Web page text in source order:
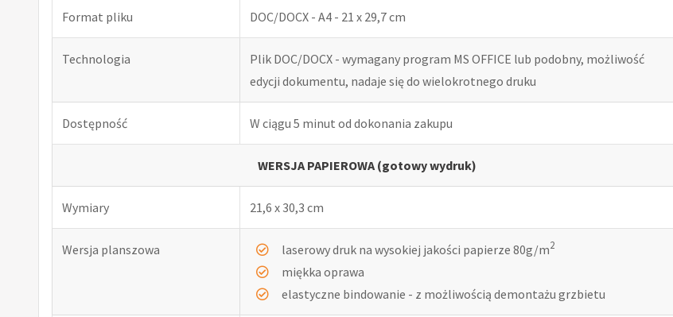
Format pliku DOC/DOCX - A4 - 21 x 29,7 cm
Technologia
Plik DOC/DOCX - wymagany program MS OFFICE lub podobny, możliwość
edycji dokumentu, nadaje się do wielokrotnego druku
Dostępność W ciągu 5 minut od dokonania zakupu
WERSJA PAPIEROWA (gotowy wydruk)
Wymiary 21,6 x 30,3 cm
Wersja planszowa laserowy druk na wysokiej jakości papierze 80g/m2
miękka oprawa
elastyczne bindowanie - z możliwością demontażu grzbietu